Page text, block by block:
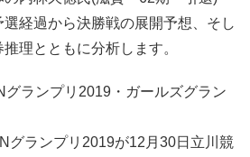
経過から決勝戦の展開予想、そし
理とともに分析します。
ランプリ2019・ガールズグラン
グランプリ2019が12月30日立川競